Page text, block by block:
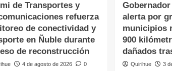
de Transportes y
refuerza
de conectividad y
en Ñuble durante
de reconstrucción
4 de agosto de 2026 0
alerta por
municipios
900
dañados
Quirihue 3